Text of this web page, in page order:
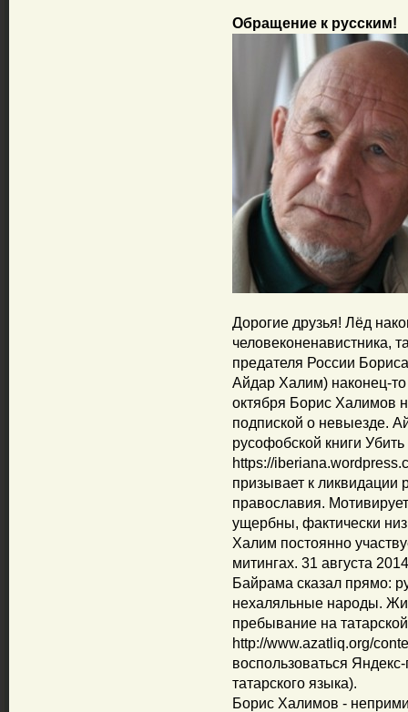
Обращение к русским!
Дорогие друзья! Лёд
человеконенавистника,
предателя России
Айдар Халим) наконец-
октября Борис Халимов
подпиской о невыезде.
русофобской книги
https://
призывает к ликвидации
православия.
ущербны, фактически
Халим постоянно
митингах. 31 августа
Байрама сказал прямо:
нехаляльные народы.
пребывание на
http://www.azatliq.org/
воспользоваться
татарского языка).
Борис Халимов -